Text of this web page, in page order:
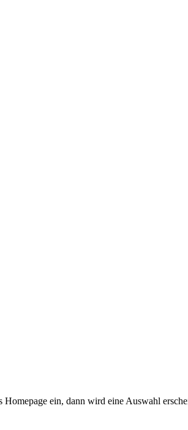
ein, dann wird eine Auswahl